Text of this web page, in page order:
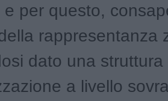
e per questo,
rappresentanza
dato una struttura
a livello